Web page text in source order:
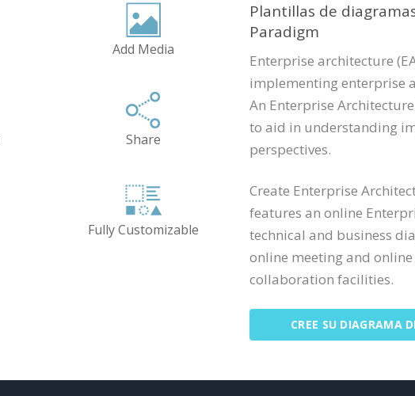
Add Media
Share
Fully Customizable
Plantillas de
Paradigm
Enterprise architecture
implementing enterprise
An Enterprise
to aid in understanding
perspectives.
Create Enterprise
features an online
technical and business
online meeting and
collaboration facilities.
CREE SU DIAGRAMA